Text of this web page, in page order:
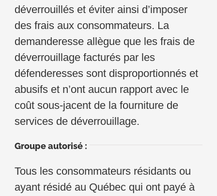
déverrouillés et éviter ainsi d’imposer
des frais aux consommateurs. La
demanderesse allègue que les frais de
déverrouillage facturés par les
défenderesses sont disproportionnés et
abusifs et n’ont aucun rapport avec le
coût sous-jacent de la fourniture de
services de déverrouillage.
Groupe autorisé :
Tous les consommateurs résidants ou
ayant résidé au Québec qui ont payé à